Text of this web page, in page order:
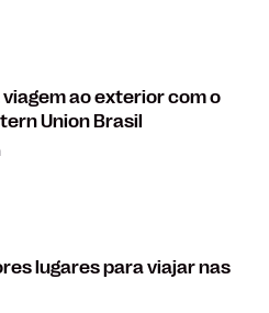
viagem ao exterior com o
Union Brasil
lugares para viajar nas